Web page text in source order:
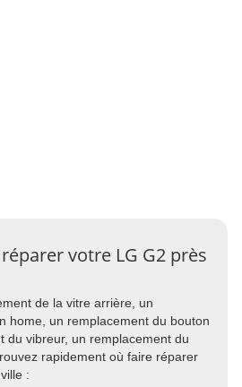
votre LG G2 près
de la vitre arrière, un
home, un remplacement du bouton
du vibreur, un remplacement du
rapidement où faire réparer
: